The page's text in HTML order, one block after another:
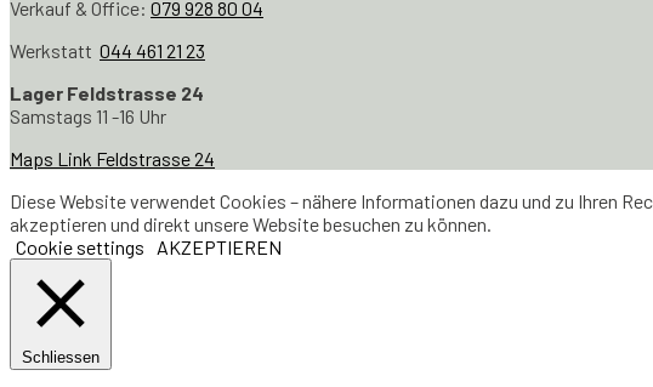
Verkauf & Office: 079 928 80 04
Werkstatt 044 461 21 23
Lager Feldstrasse 24
Samstags 11 -16 Uhr
Maps Link Feldstrasse 24
Diese Website verwendet Cookies – nähere Informationen dazu und zu Ihren
akzeptieren und direkt unsere Website besuchen zu können.
Cookie settings
AKZEPTIEREN
Schliessen